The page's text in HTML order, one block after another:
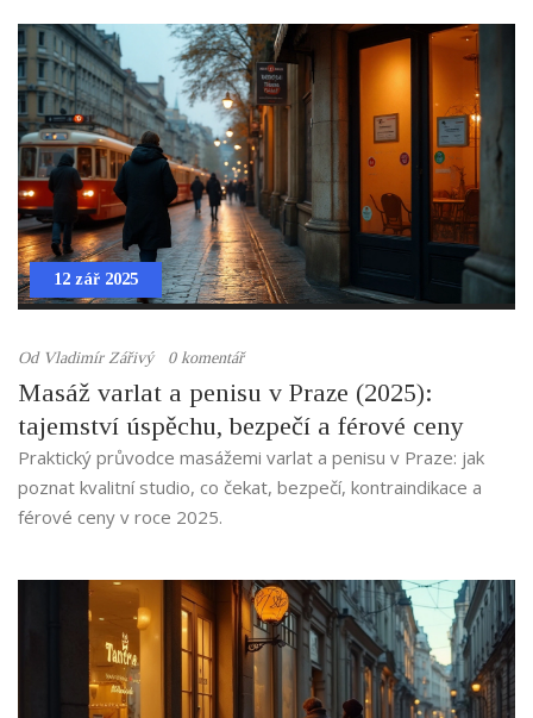
12 zář 2025
Od Vladimír Zářivý 0 komentář
Masáž varlat a penisu v Praze (2025):
tajemství úspěchu, bezpečí a férové ceny
Praktický průvodce masážemi varlat a penisu v Praze: jak
poznat kvalitní studio, co čekat, bezpečí, kontraindikace a
férové ceny v roce 2025.